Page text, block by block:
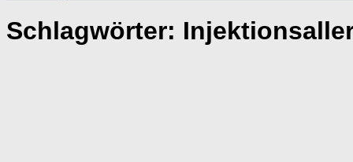
Schlagwörter: